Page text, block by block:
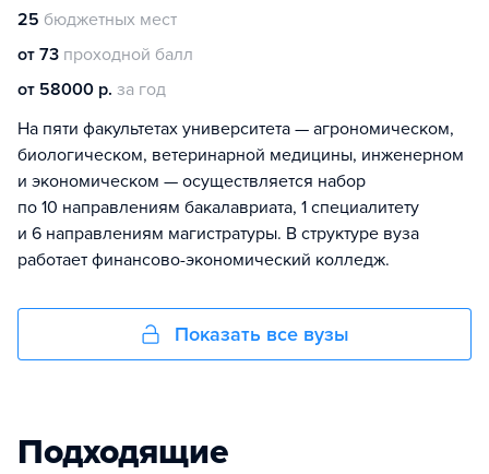
25 бюджетных мест
от 73 проходной балл
от 58000 р. за год
На пяти факультетах университета — агрономическом,
биологическом, ветеринарной медицины, инженерном
и экономическом — осуществляется набор
по 10 направлениям бакалавриата, 1 специалитету
и 6 направлениям магистратуры. В структуре вуза
работает финансово-экономический колледж.
Показать все вузы
Подходящие